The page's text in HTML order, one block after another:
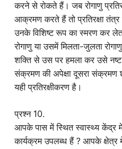
करने से रोकते हैं। जब रोगाणु
आक्रमण करते हैं तो प्रतिरक्षा
उनके विशिष्ट रूप का स्मरण कर
रोगाणु या उसमें मिलता-जुलता
शक्ति से उस पर हमला कर उसे
संक्रमण की अपेक्षा दूसरा संक्रमण
यही प्रतिरक्षीकरण है।
प्रश्न 10.
आपके पास में स्थित स्वास्थ्य केंद्र
कार्यक्रम उपलब्ध हैं ? आपके क्षेत्र